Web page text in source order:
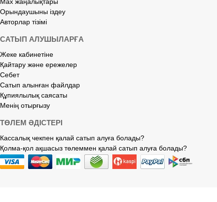
Орындаушыны іздеу
Авторлар тізімі
САТЫП АЛУШЫЛАРҒА
Жеке кабинетіне
Қайтару және ережелер
Себет
Сатып алынған файлдар
Құпиялылық саясаты
Менің отырғызу
ТӨЛЕМ ӘДІСТЕРІ
Кассалық чекпен қалай сатып алуға болады?
Қолма-қол ақшасыз төлеммен қалай сатып алуға болады?